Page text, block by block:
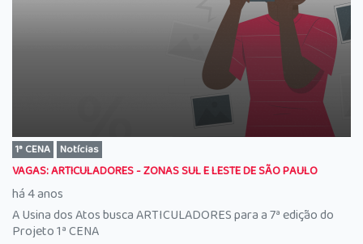
1ª CENA Notícias
VAGAS: ARTICULADORES - ZONAS SUL E LESTE DE SÃO PAULO
há 4 anos
A Usina dos Atos busca ARTICULADORES para a 7ª edição do
Projeto 1ª CENA